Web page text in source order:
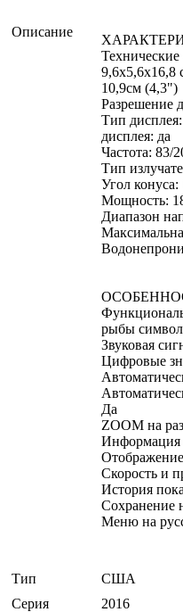
Описание
Технические
9,6х5,6х16,8
10,9см (4,3")
Разрешение
Тип
дисплея: да
Частота: 83/
Тип
Угол конуса:
Мощность:
Диапазон
рыбы
Звуковая
Цифровые
Да
ZOOM на
Информация
Скорость и
История
Сохранение
Меню на
Тип
США
Серия
2016